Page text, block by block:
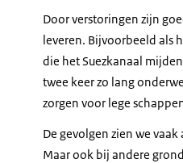
Door verstoringen zijn
leveren. Bijvoorbeeld als
die het Suezkanaal
twee keer zo lang
zorgen voor lege
De gevolgen zien we
Maar ook bij andere